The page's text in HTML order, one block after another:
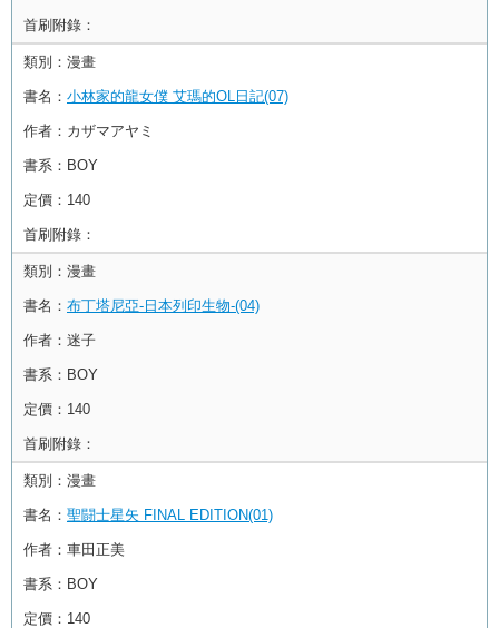
首刷附錄：
類別： 漫畫
書名： 小林家的龍女僕 艾瑪的OL日記(07)
作者： カザマアヤミ
書系： BOY
定價： 140
首刷附錄：
類別： 漫畫
書名： 布丁塔尼亞-日本列印生物-(04)
作者： 迷子
書系： BOY
定價： 140
首刷附錄：
類別： 漫畫
書名： 聖闘士星矢 FINAL EDITION(01)
作者： 車田正美
書系： BOY
定價： 140